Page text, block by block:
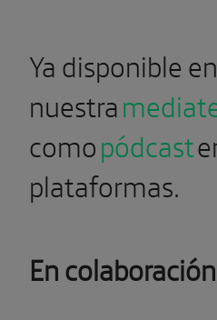
Ya disponible en
nuestra
comopódcast
plataformas.
En